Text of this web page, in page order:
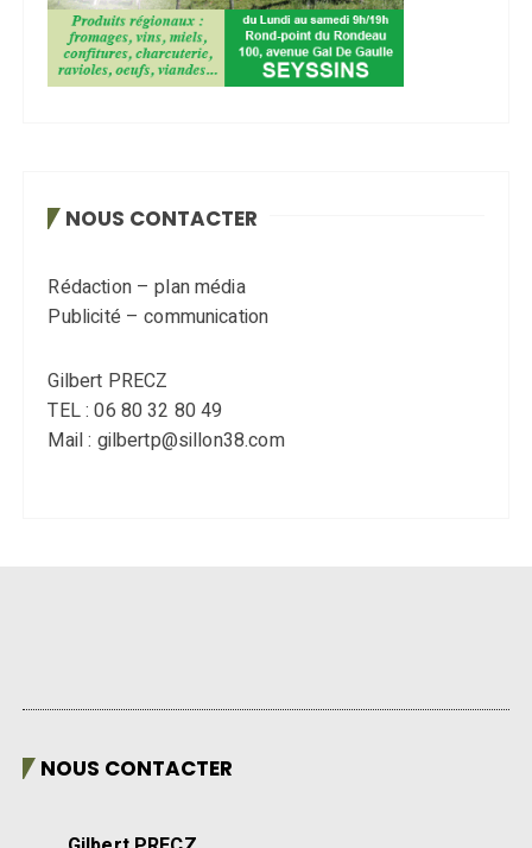
NOUS CONTACTER
Rédaction – plan média
Publicité – communication
Gilbert PRECZ
TEL : 06 80 32 80 49
Mail : gilbertp@sillon38.com
NOUS CONTACTER